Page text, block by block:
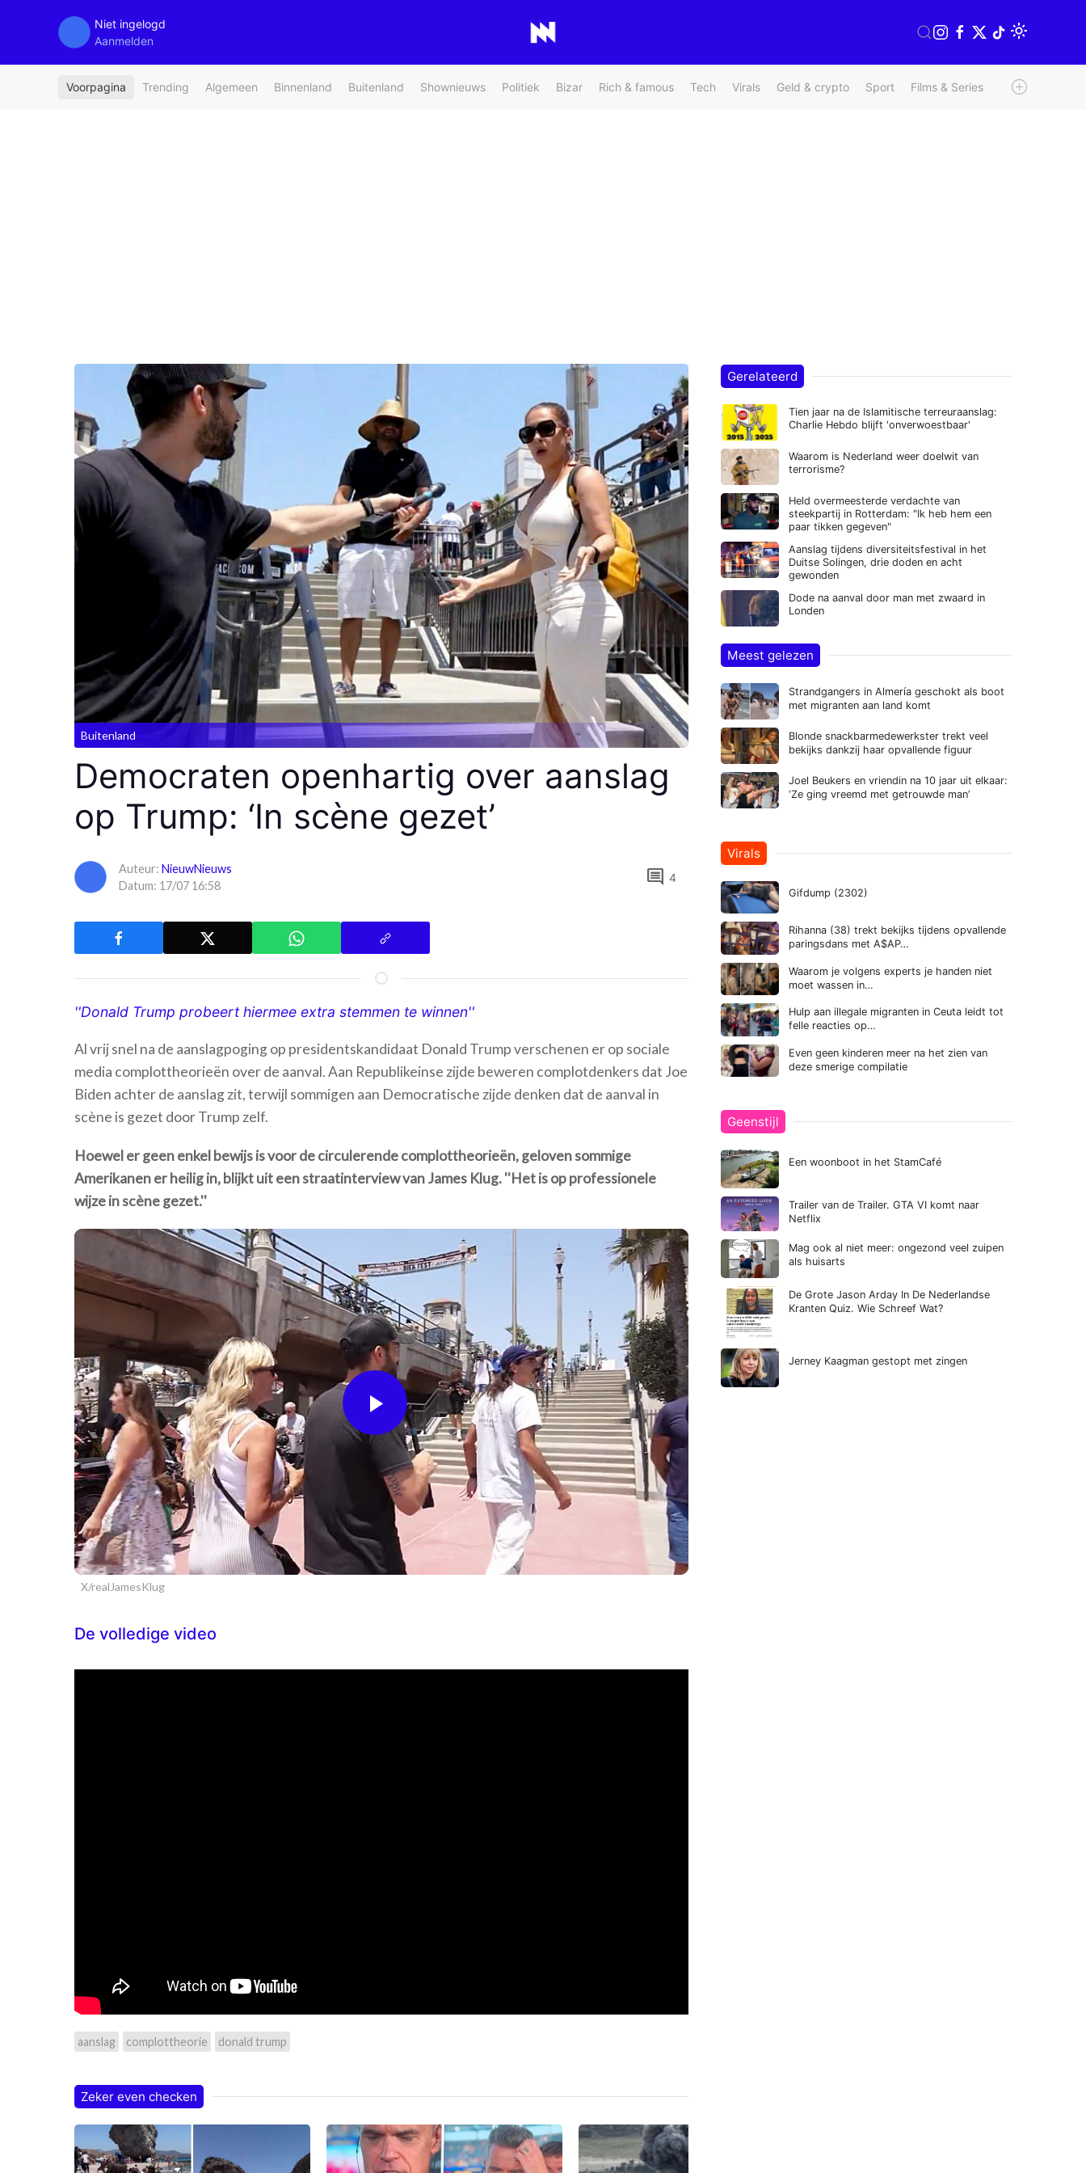
Niet ingelogd
Aanmelden
Voorpagina Trending Algemeen Binnenland Buitenland Shownieuws Politiek Bizar Rich & famous Tech Virals Geld & crypto Sport Films & Series Radio & TV
Buitenland
Democraten openhartig over aanslag
op Trump: ‘In scène gezet’
Auteur: NieuwNieuws
Datum: 17/07 16:58
comment 4
''Donald Trump probeert hiermee extra stemmen te winnen''
Al vrij snel na de aanslagpoging op presidentskandidaat Donald Trump verschenen er op sociale
media complottheorieën over de aanval. Aan Republikeinse zijde beweren complotdenkers dat Joe
Biden achter de aanslag zit, terwijl sommigen aan Democratische zijde denken dat de aanval in
scène is gezet door Trump zelf.
Hoewel er geen enkel bewijs is voor de circulerende complottheorieën, geloven sommige
Amerikanen er heilig in, blijkt uit een straatinterview van James Klug. ''Het is op professionele
wijze in scène gezet.''
Play
Video
X/realJamesKlug
De volledige video
aanslag complottheorie donald trump
Zeker even checken
Gerelateerd
Tien jaar na de Islamitische terreuraanslag:
Charlie Hebdo blijft 'onverwoestbaar'
Waarom is Nederland weer doelwit van
terrorisme?
Held overmeesterde verdachte van
steekpartij in Rotterdam: "Ik heb hem een
paar tikken gegeven"
Aanslag tijdens diversiteitsfestival in het
Duitse Solingen, drie doden en acht
gewonden
Dode na aanval door man met zwaard in
Londen
Meest gelezen
Strandgangers in Almería geschokt als boot
met migranten aan land komt
Blonde snackbarmedewerkster trekt veel
bekijks dankzij haar opvallende figuur
Joel Beukers en vriendin na 10 jaar uit elkaar:
‘Ze ging vreemd met getrouwde man’
Virals
Gifdump (2302)
Rihanna (38) trekt bekijks tijdens opvallende
paringsdans met A$AP…
Waarom je volgens experts je handen niet
moet wassen in…
Hulp aan illegale migranten in Ceuta leidt tot
felle reacties op…
Even geen kinderen meer na het zien van
deze smerige compilatie
Geenstijl
Een woonboot in het StamCafé
Trailer van de Trailer. GTA VI komt naar
Netflix
Mag ook al niet meer: ongezond veel zuipen
als huisarts
De Grote Jason Arday In De Nederlandse
Kranten Quiz. Wie Schreef Wat?
Jerney Kaagman gestopt met zingen